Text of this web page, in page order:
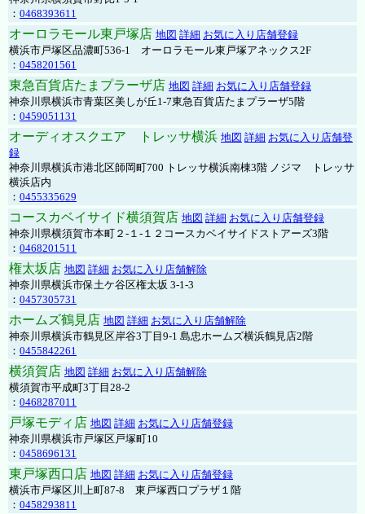
： 0468393611
オーロラモール東戸塚店 地図 詳細 お気に入り店舗登録
横浜市戸塚区品濃町536-1 オーロラモール東戸塚アネックス2F
： 0458201561
東急百貨店たまプラーザ店 地図 詳細 お気に入り店舗登録
神奈川県横浜市青葉区美しが丘1-7東急百貨店たまプラーザ5階
： 0459051131
オーディオスクエア トレッサ横浜 地図 詳細 お気に入り店舗登
録
神奈川県横浜市港北区師岡町700 トレッサ横浜南棟3階 ノジマ トレッサ
横浜店内
： 0455335629
コースカベイサイド横須賀店 地図 詳細 お気に入り店舗登録
神奈川県横須賀市本町２-１-１２コースカベイサイドストアーズ3階
： 0468201511
権太坂店 地図 詳細 お気に入り店舗解除
神奈川県横浜市保土ケ谷区権太坂 3-1-3
： 0457305731
ホームズ鶴見店 地図 詳細 お気に入り店舗解除
神奈川県横浜市鶴見区岸谷3丁目9-1 島忠ホームズ横浜鶴見店2階
： 0455842261
横須賀店 地図 詳細 お気に入り店舗解除
横須賀市平成町3丁目28-2
： 0468287011
戸塚モディ店 地図 詳細 お気に入り店舗登録
神奈川県横浜市戸塚区戸塚町10
： 0458696131
東戸塚西口店 地図 詳細 お気に入り店舗登録
横浜市戸塚区川上町87-8 東戸塚西口プラザ１階
： 0458293811